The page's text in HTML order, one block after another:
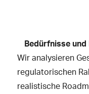
Bedürfnisse
Wir analysieren
regulatorischen
realistische